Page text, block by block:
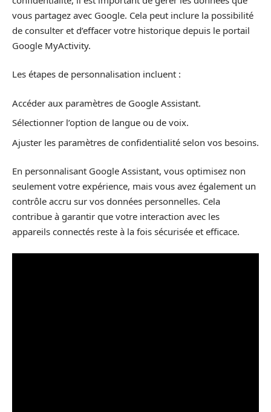
vous partagez avec Google. Cela peut inclure la possibilité
de consulter et d’effacer votre historique depuis le portail
Google MyActivity.
Les étapes de personnalisation incluent :
Accéder aux paramètres de Google Assistant.
Sélectionner l’option de langue ou de voix.
Ajuster les paramètres de confidentialité selon vos besoins.
En personnalisant Google Assistant, vous optimisez non
seulement votre expérience, mais vous avez également un
contrôle accru sur vos données personnelles. Cela
contribue à garantir que votre interaction avec les
appareils connectés reste à la fois sécurisée et efficace.